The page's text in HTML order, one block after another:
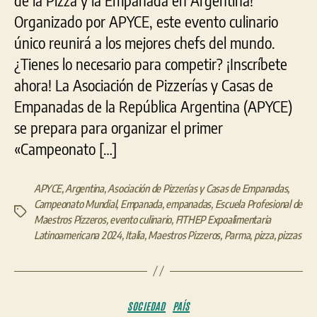
Aires
Organizado por APYCE, este evento culinario
único reunirá a los mejores chefs del mundo.
¿Tienes lo necesario para competir? ¡Inscríbete
ahora! La Asociación de Pizzerías y Casas de
Empanadas de la República Argentina (APYCE)
se prepara para organizar el primer
«Campeonato […]
Etiquetas
APYCE,Argentina,Asociación de Pizzerías y Casas de Empanadas,
Campeonato Mundial,Empanada,empanadas, Escuela Profesional de
Maestros Pizzeros,evento culinario, FITHEP Expoalimentaria
Latinoamericana 2024,Italia,Maestros Pizzeros, Parma, pizza,pizzas
Categorías
SOCIEDAD PAÍS